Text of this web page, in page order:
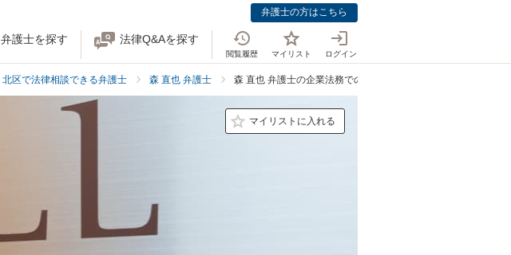
弁護士の方はこちら
弁護士を探す 法律Q&Aを探す
閲覧履歴 マイリスト ログイン
北区で法律相談できる弁護士 森 直也 弁護士 森 直也 弁護士の企業法務での強み
マイリストに入れる